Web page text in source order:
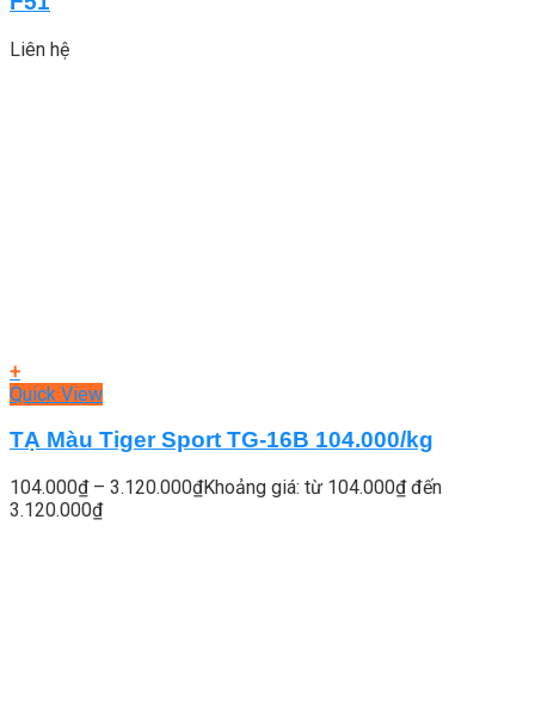
Liên hệ
+
Quick View
TẠ Màu Tiger Sport TG-16B 104.000/kg
104.000₫ – 3.120.000₫Khoảng giá: từ 104.000₫ đến
3.120.000₫